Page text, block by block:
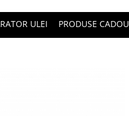
ULEI PRODUSE CADOU